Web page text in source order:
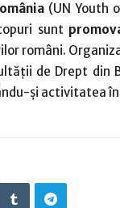
(UN Youth
sunt
români.
de Drept din
şi activitatea în